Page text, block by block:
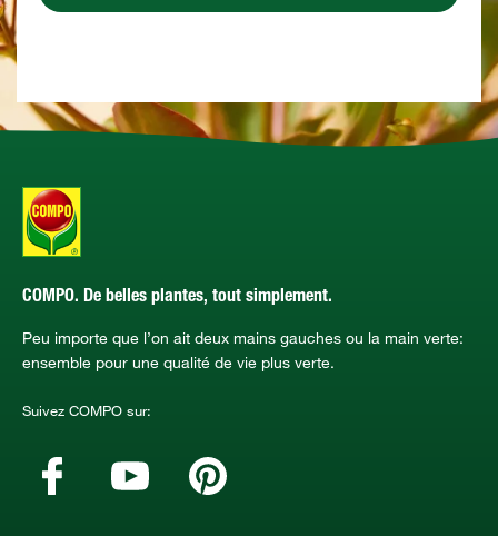
COMPO. De belles plantes, tout simplement.
Peu importe que l’on ait deux mains gauches ou la main verte:
ensemble pour une qualité de vie plus verte.
Suivez COMPO sur: